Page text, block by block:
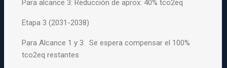
Para alcance 3: Reducción de aprox. 40% tco2eq
Etapa 3 (2031-2038)
Para Alcance 1 y 3: Se espera compensar el 100%
tco2eq restantes